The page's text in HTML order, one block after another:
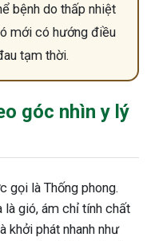
bệnh do thấp nhiệt
mới có hướng điều
tạm thời.
góc nhìn y lý
gọi là Thống phong.
là gió, ám chỉ tính chất
khởi phát nhanh như